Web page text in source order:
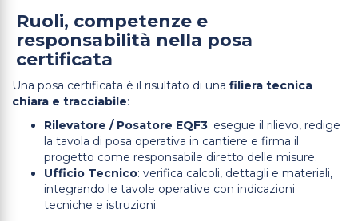
Ruoli, competenze e
responsabilità nella posa
certificata
Una posa certificata è il risultato di una filiera tecnica
chiara e tracciabile:
Rilevatore / Posatore EQF3: esegue il rilievo, redige
la tavola di posa operativa in cantiere e firma il
progetto come responsabile diretto delle misure.
Ufficio Tecnico: verifica calcoli, dettagli e materiali,
integrando le tavole operative con indicazioni
tecniche e istruzioni.